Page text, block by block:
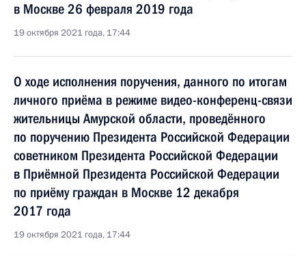
в Москве 26 февраля 2019 года
19 октября 2021 года, 17:44
О ходе исполнения поручения, данного по итогам
личного приёма в режиме видео-конференц-связи
жительницы Амурской области, проведённого
по поручению Президента Российской Федерации
советником Президента Российской Федерации
в Приёмной Президента Российской Федерации
по приёму граждан в Москве 12 декабря
2017 года
19 октября 2021 года, 17:44